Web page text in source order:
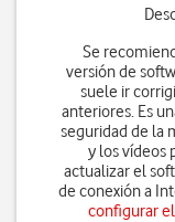
Se
versión de
suele ir
anteriores. Es
seguridad de la
y los vídeos
actualizar el
de conexión a
configurar